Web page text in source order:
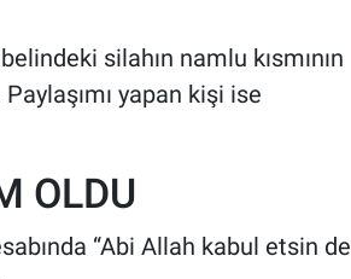
silahın namlu kısmının
yapan kişi ise
OLDU
“Abi Allah kabul etsin de